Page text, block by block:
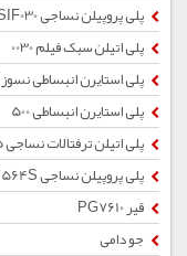
پلی پروپیلن نساجی SIF030
پلی اتیلن سبک فیلم 0030
پلی استایرن انبساطی نسوز FINE
پلی استایرن انبساطی 500
پلی اتیلن ترفتالات نساجی Super Bright TG645
پلی پروپیلن نساجی HP564S
قیر PG7610
جو دامی